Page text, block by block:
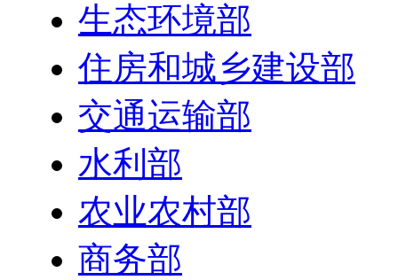
生态环境部
住房和城乡建设部
交通运输部
水利部
农业农村部
商务部